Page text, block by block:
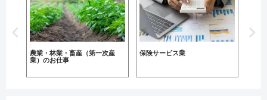
農業・林業・畜産（第一次産
業）のお仕事
保険サービス業